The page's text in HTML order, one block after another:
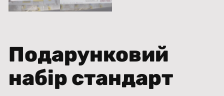
Подарунковий
набір стандарт